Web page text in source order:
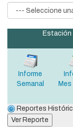
Informe
Semanal
Reportes